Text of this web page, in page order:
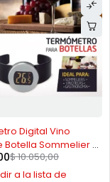
Digital Vino
Botella Sommelier C
$10.050,00
a la lista de